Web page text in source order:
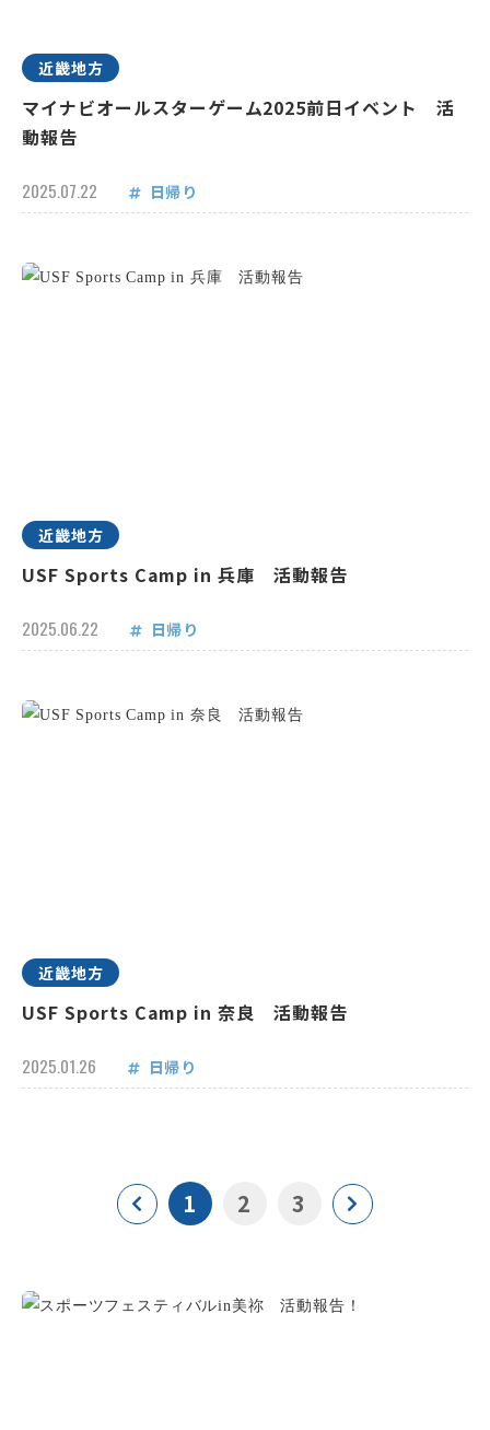
近畿地方
マイナビオールスターゲーム2025前日イベント 活
動報告
2025.07.22 日帰り
近畿地方
USF Sports Camp in 兵庫 活動報告
2025.06.22 日帰り
近畿地方
USF Sports Camp in 奈良 活動報告
2025.01.26 日帰り
1 2 3